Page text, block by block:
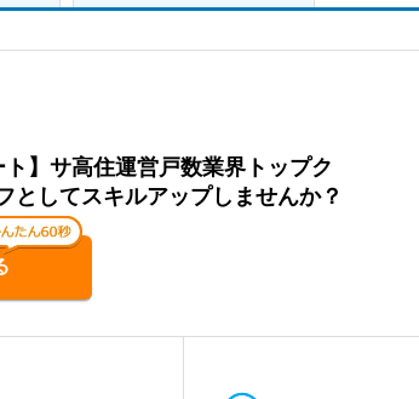
】サ高住運営戸数業界トップク
としてスキルアップしませんか？